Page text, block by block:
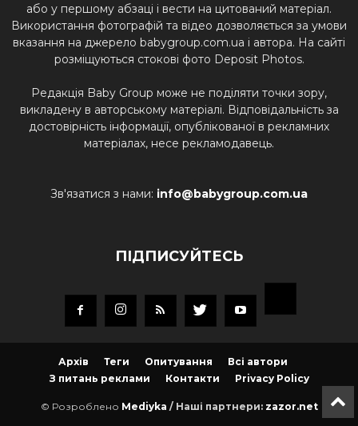
або у першому абзаці і вести на цитований матеріал.
Використання фотографій та відео дозволяється за умови
вказання на джерело babygroup.com.ua і автора. На сайті
розміщуються стокові фото Deposit Photos.
Редакція Baby Group може не поділяти точки зору,
викладену в авторському матеріалі. Відповідальність за
достовірність інформації, опублікованої в рекламних
матеріалах, несе рекламодавець.
Зв'язатися з нами: info@babygroup.com.ua
ПІДПИСУЙТЕСЬ
Архів Теги Опитування
Всі автори
З питань реклами
Контакти Privacy Policy
© Розроблено Mediyka / Наші партнери: zazor.net